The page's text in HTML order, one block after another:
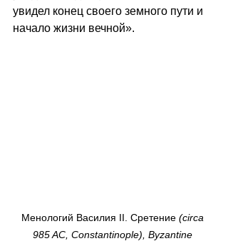
увидел конец своего земного пути и
начало жизни вечной».
Менологий Василия II. Сретение (circa
985 AC, Constantinople), Byzantine